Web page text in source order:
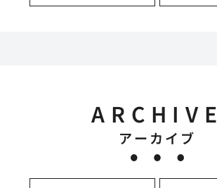
ARCHIVE
アーカイブ